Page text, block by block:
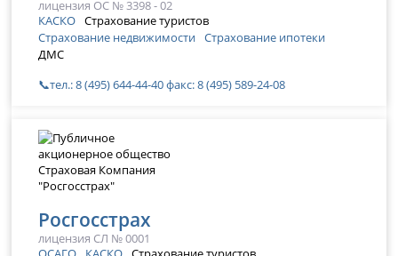
лицензия ОС № 3398 - 02
КАСКО Страхование туристов
Страхование недвижимости Страхование ипотеки
ДМС
📞тел.: 8 (495) 644-44-40 факс: 8 (495) 589-24-08
Росгосстрах
лицензия СЛ № 0001